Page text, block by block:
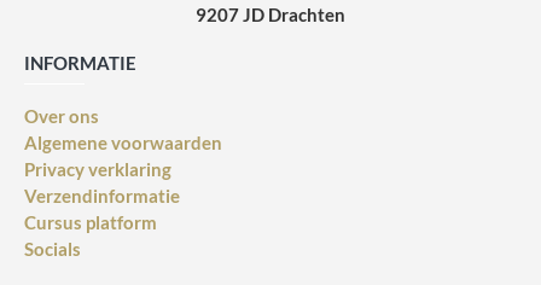
9207 JD Drachten
INFORMATIE
Over ons
Algemene voorwaarden
Privacy verklaring
Verzendinformatie
Cursus platform
Socials